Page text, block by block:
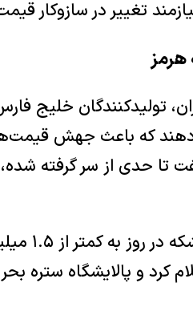
نیازمند تغییر در
هرمز
که باعث جهش قیمت‌ها
تا حدی از سر گرفته
تولید
کرد و پالایشگاه ستره